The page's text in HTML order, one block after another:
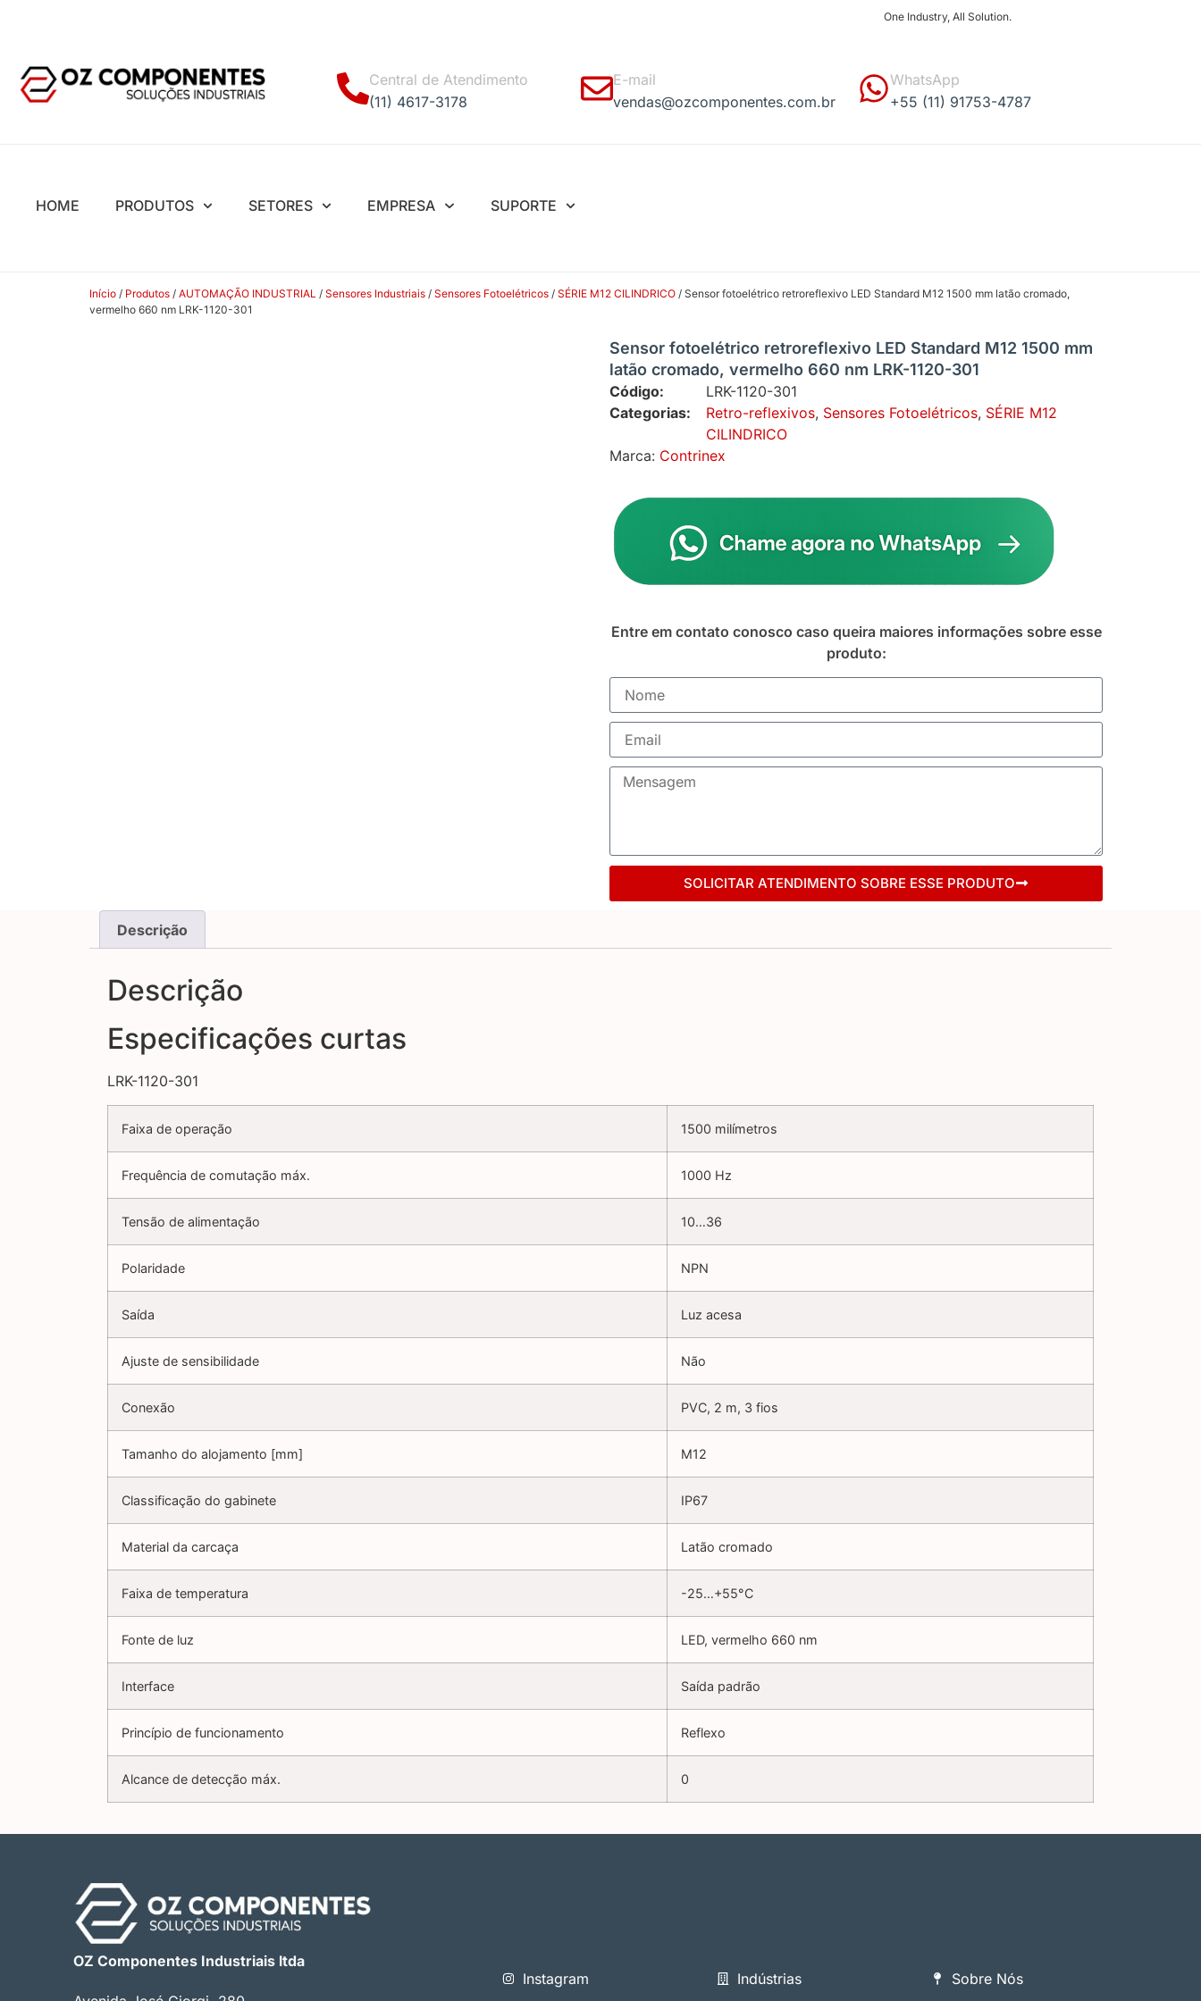
One Industry, All Solution.
Central de Atendimento
(11) 4617-3178
E-mail
vendas@ozcomponentes.com.br
WhatsApp
+55 (11) 91753-4787
HOME PRODUTOS SETORES EMPRESA SUPORTE
Início / Produtos / AUTOMAÇÃO INDUSTRIAL / Sensores Industriais / Sensores Fotoelétricos / SÉRIE M12 CILINDRICO / Sensor fotoelétrico retroreflexivo LED Standard M12 1500 mm latão cromado,
vermelho 660 nm LRK-1120-301
Sensor fotoelétrico retroreflexivo LED Standard M12 1500 mm
latão cromado, vermelho 660 nm LRK-1120-301
Código:
LRK-1120-301
Categorias:
Retro-reflexivos, Sensores Fotoelétricos, SÉRIE M12
CILINDRICO
Marca: Contrinex
Entre em contato conosco caso queira maiores informações sobre esse
produto:
SOLICITAR ATENDIMENTO SOBRE ESSE PRODUTO
Descrição
Descrição
Especificações curtas
LRK-1120-301
Faixa de operação 1500 milímetros
Frequência de comutação máx. 1000 Hz
Tensão de alimentação 10…36
Polaridade NPN
Saída Luz acesa
Ajuste de sensibilidade Não
Conexão PVC, 2 m, 3 fios
Tamanho do alojamento [mm] M12
Classificação do gabinete IP67
Material da carcaça Latão cromado
Faixa de temperatura -25…+55°C
Fonte de luz LED, vermelho 660 nm
Interface Saída padrão
Princípio de funcionamento Reflexo
Alcance de detecção máx. 0
OZ Componentes Industriais ltda
Instagram Indústrias Sobre Nós